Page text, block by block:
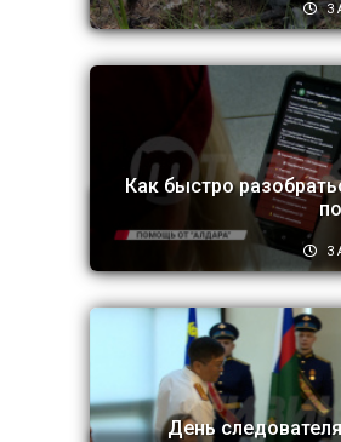
3
Как быстро
3
День